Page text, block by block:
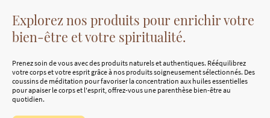
Explorez nos produits pour enrichir votre
bien-être et votre spiritualité.
Prenez soin de vous avec des produits naturels et authentiques. Rééquilibrez
votre corps et votre esprit grâce à nos produits soigneusement sélectionnés. Des
coussins de méditation pour favoriser la concentration aux huiles essentielles
pour apaiser le corps et l'esprit, offrez-vous une parenthèse bien-être au
quotidien.